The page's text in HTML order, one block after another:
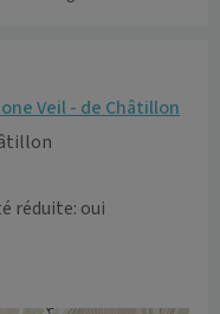
Veil - de Châtillon
réduite: oui